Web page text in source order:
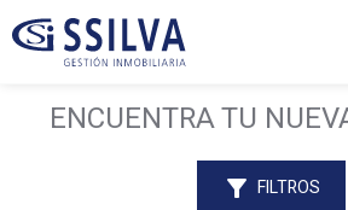
ENCUENTRA TU
filter_alt FILTROS